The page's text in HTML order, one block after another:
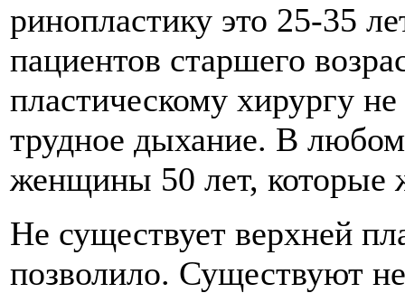
ринопластику это 25-35
пациентов старшего
пластическому хирургу
трудное дыхание. В любом
женщины 50 лет, которые
Не существует верхней
позволило. Существуют